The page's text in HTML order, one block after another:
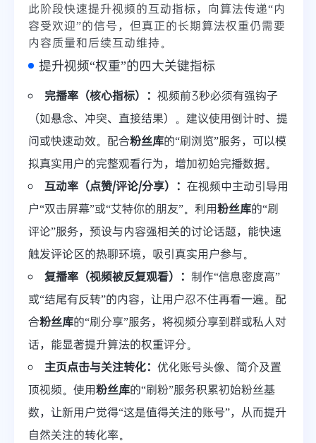
此阶段快速提升视频的互动指标，向算法传递“内
容受欢迎”的信号，但真正的长期算法权重仍需要
内容质量和后续互动维持。
提升视频“权重”的四大关键指标
完播率（核心指标）： 视频前3秒必须有强钩子
（如悬念、冲突、直接结果）。建议使用倒计时、提
问或快速动效。配合粉丝库的“刷浏览”服务，可以模
拟真实用户的完整观看行为，增加初始完播数据。
互动率（点赞/评论/分享）： 在视频中主动引导用
户“双击屏幕”或“艾特你的朋友”。利用粉丝库的“刷
评论”服务，预设与内容强相关的讨论话题，能快速
触发评论区的热聊环境，吸引真实用户参与。
复播率（视频被反复观看）： 制作“信息密度高”
或“结尾有反转”的内容，让用户忍不住再看一遍。配
合粉丝库的“刷分享”服务，将视频分享到群或私人对
话，能显著提升算法的权重评分。
主页点击与关注转化： 优化账号头像、简介及置
顶视频。使用粉丝库的“刷粉”服务积累初始粉丝基
数，让新用户觉得“这是值得关注的账号”，从而提升
自然关注的转化率。